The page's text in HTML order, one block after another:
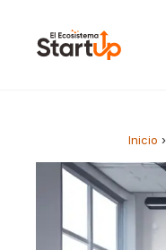
Inicio ›